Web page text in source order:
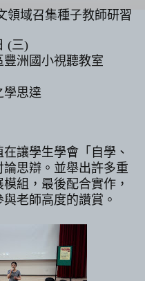
領域召集種子教師研習
(三)
洲國小視聽教室
學思達
讓學生學會「自學、
思辯。並舉出許多重
組，最後配合實作，
老師高度的讚賞。